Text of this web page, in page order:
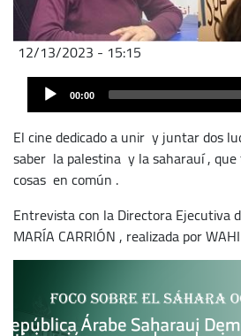
12/13/2023 - 15:15
Audio
Player 00:00
El cine dedicado a unir y juntar dos
saber la palestina y la saharauí ,
cosas en común .
Entrevista con la Directora Ejecutiva
MARÍA CARRIÓN , realizada por